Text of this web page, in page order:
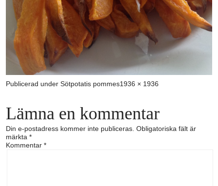
Publicerad under Sötpotatis pommesFull
1936 × 1936
Lämna en kommentar
Din e-postadress kommer inte publiceras. Obligatoriska fält är
märkta *
Kommentar *